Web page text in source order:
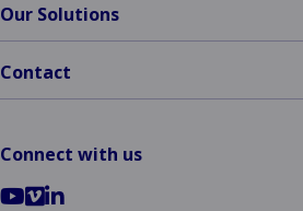
Our Solutions
Contact
Connect with us
GoGoGo